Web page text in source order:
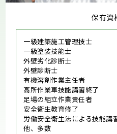
保有資
一級建築施工管理技士
一級塗装技能士
外壁劣化診断士
外壁診断士
有機溶剤作業主任者
高所作業車技能講習終了
足場の組立作業責任者
安全衛生教育修了
労働安全衛生法による技能講
他、多数